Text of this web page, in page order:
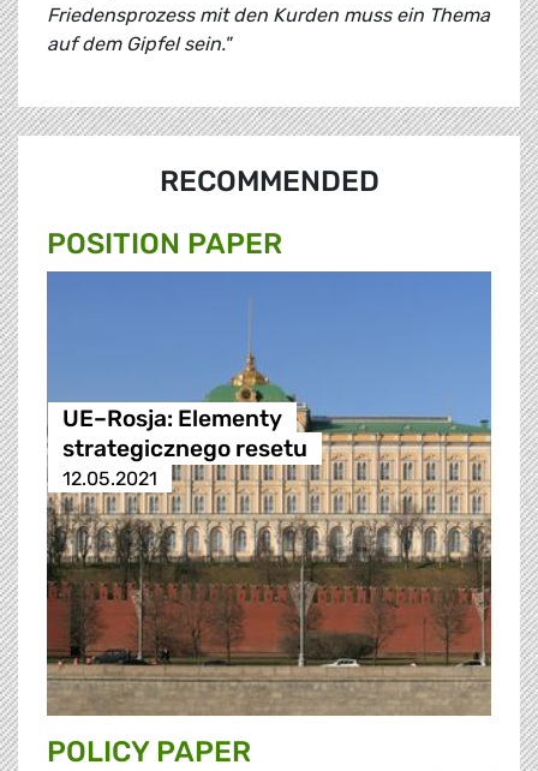
Friedensprozess mit den Kurden muss ein Thema
auf dem Gipfel sein."
RECOMMENDED
POSITION PAPER
UE–Rosja: Elementy
strategicznego resetu
12.05.2021
POLICY PAPER